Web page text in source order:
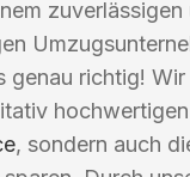
zuverlässigen
genau richtig!
hochwertigen
, sondern auch